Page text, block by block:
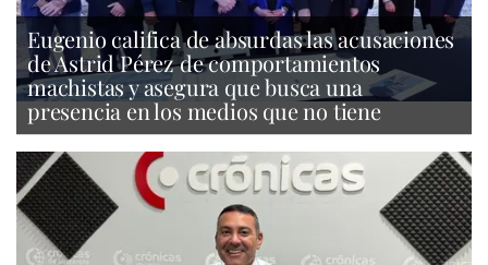
Eugenio califica de absurdas las acusaciones
de Astrid Pérez de comportamientos
machistas y asegura que busca una
presencia en los medios que no tiene